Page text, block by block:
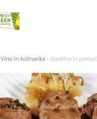
Vino in kulinarika>Gostilna in